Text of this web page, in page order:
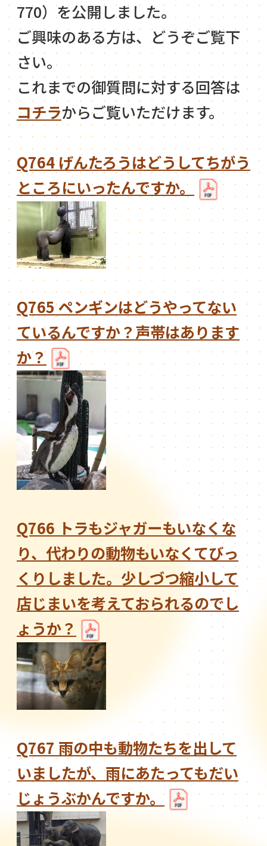
770）を公開しました。
ご興味のある方は、どうぞご覧下
さい。
これまでの御質問に対する回答は
コチラからご覧いただけます。
Q764 げんたろうはどうしてちがう
ところにいったんですか。
Q765 ペンギンはどうやってない
ているんですか？声帯はあります
か？
Q766 トラもジャガーもいなくな
り、代わりの動物もいなくてびっ
くりしました。少しづつ縮小して
店じまいを考えておられるのでし
ょうか？
Q767 雨の中も動物たちを出して
いましたが、雨にあたってもだい
じょうぶかんですか。